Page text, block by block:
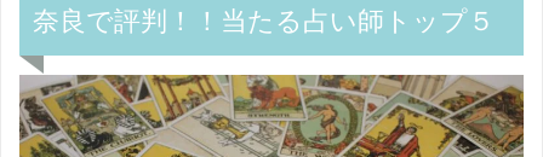
奈良で評判！！当たる占い師トップ５